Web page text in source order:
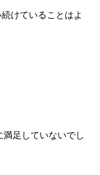
けていることはよ
足していないでし